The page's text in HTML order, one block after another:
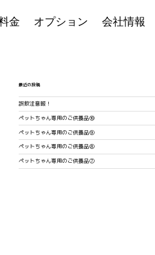
金 オプション 会社情報
最近の投稿
誤飲注意報！
ペットちゃん専用のご供養品⑩
ペットちゃん専用のご供養品⑨
ペットちゃん専用のご供養品⑧
ペットちゃん専用のご供養品⑦